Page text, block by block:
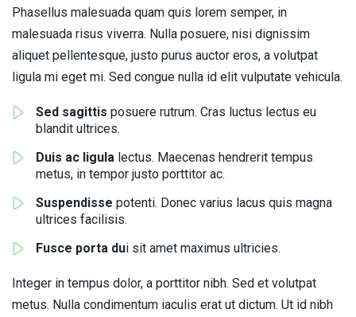
Phasellus malesuada quam quis lorem semper, in
malesuada risus viverra. Nulla posuere, nisi dignissim
aliquet pellentesque, justo purus auctor eros, a volutpat
ligula mi eget mi. Sed congue nulla id elit vulputate vehicula.
Sed sagittis posuere rutrum. Cras luctus lectus eu
blandit ultrices.
Duis ac ligula lectus. Maecenas hendrerit tempus
metus, in tempor justo porttitor ac.
Suspendisse potenti. Donec varius lacus quis magna
ultrices facilisis.
Fusce porta dui sit amet maximus ultricies.
Integer in tempus dolor, a porttitor nibh. Sed et volutpat
metus. Nulla condimentum iaculis erat ut dictum. Ut id nibh